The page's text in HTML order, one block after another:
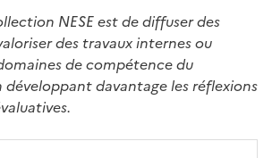
NESE est de diffuser des
des travaux internes ou
de compétence du
davantage les réflexions